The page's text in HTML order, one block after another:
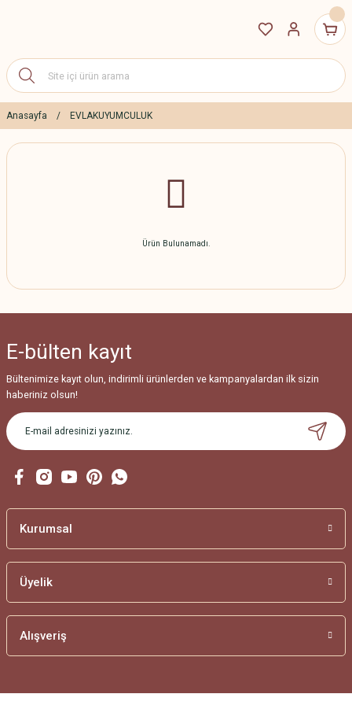
Anasayfa EVLAKUYUMCULUK
Ürün Bulunamadı.
E-bülten kayıt
Bültenimize kayıt olun, indirimli ürünlerden ve kampanyalardan ilk sizin
haberiniz olsun!
Kurumsal
Üyelik
Alışveriş